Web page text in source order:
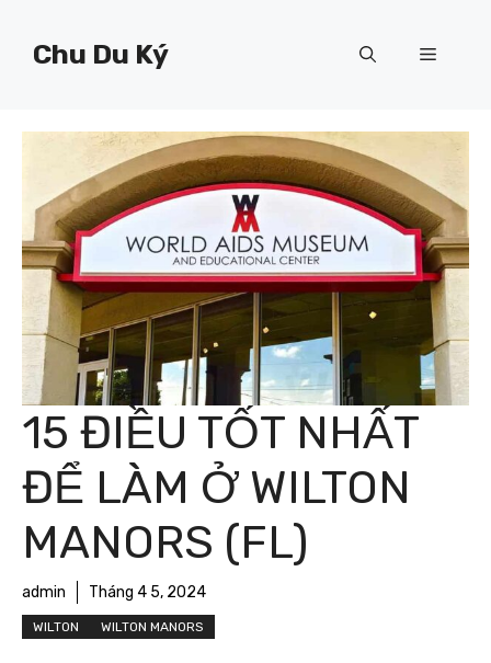
Chu Du Ký Menu
15 ĐIỀU TỐT NHẤT
ĐỂ LÀM Ở WILTON
MANORS (FL)
admin Tháng 4 5, 2024
WILTON WILTON MANORS